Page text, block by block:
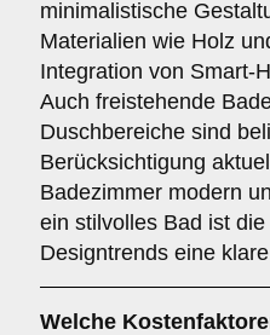
minimalistische
Materialien wie Holz
Integration von Smart-
Auch freistehende
Duschbereiche sind
Berücksichtigung
Badezimmer modern
ein stilvolles Bad ist
Designtrends eine
Welche